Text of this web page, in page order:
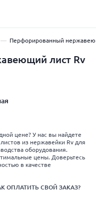
Перфорированный
лист Rv
цене? У нас вы найдете
из нержавейки Rv для
оборудования.
цены. Доверьтесь
в качестве
ОПЛАТИТЬ СВОЙ ЗАКАЗ?